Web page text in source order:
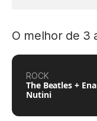
O melhor de 3
ROCK
The Beatles +
Nutini